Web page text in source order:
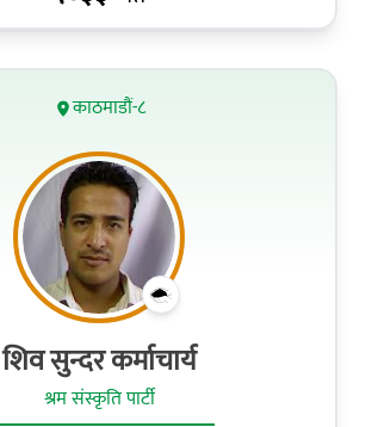
काठमाडौं-८
शिव सुन्दर कर्माचार्य
श्रम संस्कृति पार्टी